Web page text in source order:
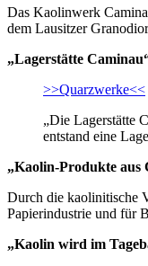
Das Kaolinwerk
dem Lausitzer
„Lagerstätte
>>Quarzwerke<<
„Die Lagerstätte
entstand eine
„Kaolin-Produkte aus
Durch die kaolinitische
Papierindustrie und für
„Kaolin wird im